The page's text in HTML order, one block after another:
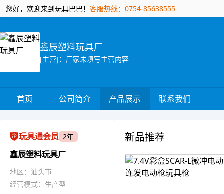
您好，欢迎来到玩具巴巴！ 客服热线：0754-85638555
鑫辰塑料玩具厂
[主营]：厂家未填写主营内容
首页 公司简介 产品展示 联系我们
玩具通会员 2年
鑫辰塑料玩具厂
地区：汕头市
经营模式：生产型
新品推荐